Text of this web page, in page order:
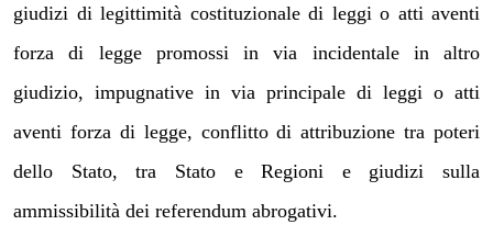
giudizi di legittimità costituzionale di leggi o atti aventi
forza di legge promossi in via incidentale in altro
giudizio, impugnative in via principale di leggi o atti
aventi forza di legge, conflitto di attribuzione tra poteri
dello Stato, tra Stato e Regioni e giudizi sulla
ammissibilità dei referendum abrogativi.